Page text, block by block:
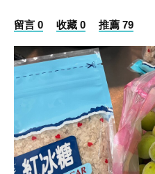
留言 0 收藏 0 推薦 79